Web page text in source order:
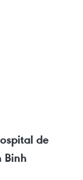
de
Binh